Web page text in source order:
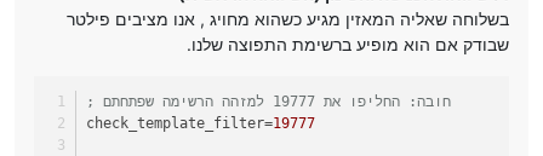
בשלוחה שאליה המאזין מגיע כשהוא מחויג , אנו מציבים פילטר
שבודק אם הוא מופיע ברשימת התפוצה שלנו.
; חובה: החליפו את 19777 למזהה הרשימה שפתחתם
check_template_filter=19777